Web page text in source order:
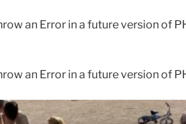
an Error in a future version of
an Error in a future version of